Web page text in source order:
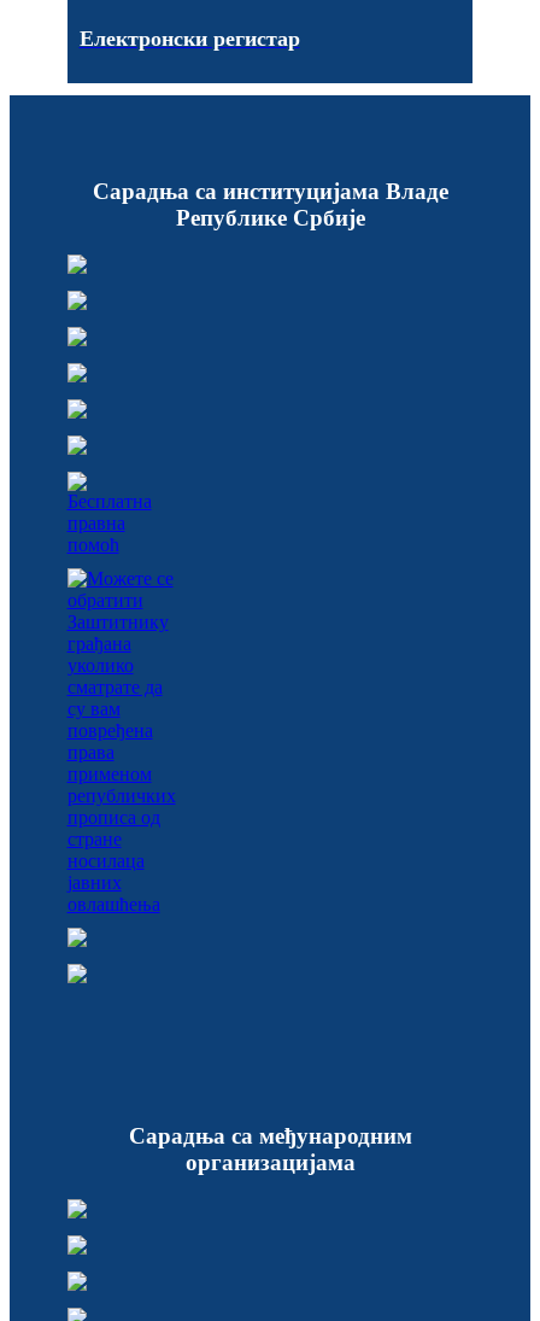
Електронски регистар
Сарадња са институцијама Владе
Републике Србије
Сарадња са међународним
организацијама